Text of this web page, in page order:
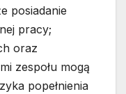
posiadanie
pracy;
oraz
zespołu mogą
popełnienia